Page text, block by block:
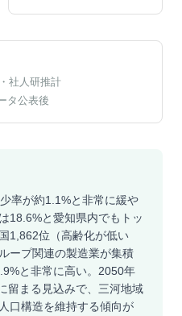
・社人研推計
タ公表後
率が約1.1%と非常に緩や
18.6%と愛知県内でもトッ
1,862位（高齢化が低い
ープ関連の製造業が集積
と非常に高い。2050年
留まる見込みで、三河地域
口構造を維持する傾向が